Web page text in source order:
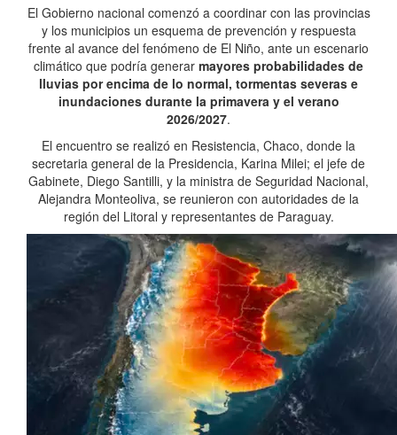
El Gobierno nacional comenzó a coordinar con las provincias
y los municipios un esquema de prevención y respuesta
frente al avance del fenómeno de El Niño, ante un escenario
climático que podría generar mayores probabilidades de
lluvias por encima de lo normal, tormentas severas e
inundaciones durante la primavera y el verano
2026/2027.
El encuentro se realizó en Resistencia, Chaco, donde la
secretaria general de la Presidencia, Karina Milei; el jefe de
Gabinete, Diego Santilli, y la ministra de Seguridad Nacional,
Alejandra Monteoliva, se reunieron con autoridades de la
región del Litoral y representantes de Paraguay.